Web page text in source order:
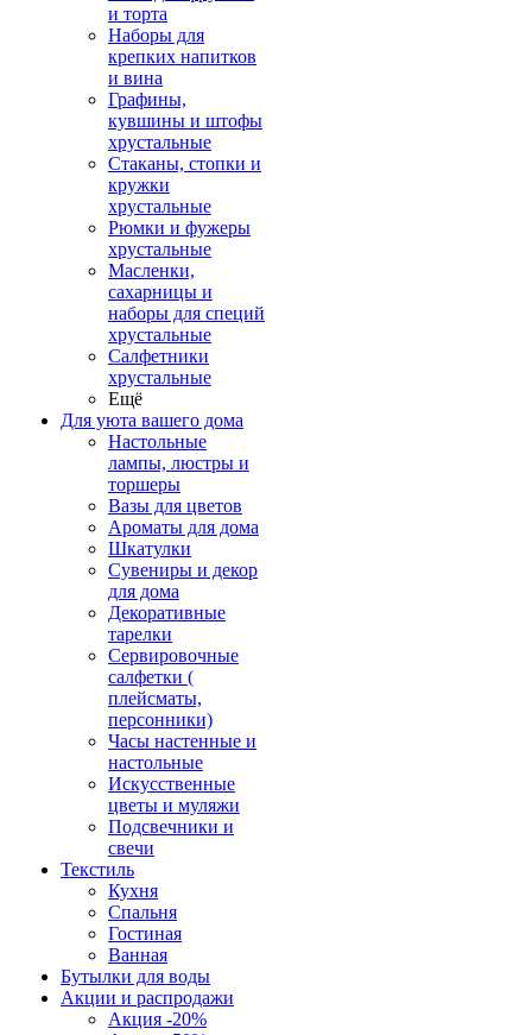
и торта
Наборы для
крепких напитков
и вина
Графины,
кувшины и штофы
хрустальные
Стаканы, стопки и
кружки
хрустальные
Рюмки и фужеры
хрустальные
Масленки,
сахарницы и
наборы для специй
хрустальные
Салфетники
хрустальные
Ещё
Для уюта вашего дома
Настольные
лампы, люстры и
торшеры
Вазы для цветов
Ароматы для дома
Шкатулки
Сувениры и декор
для дома
Декоративные
тарелки
Сервировочные
салфетки (
плейсматы,
персонники)
Часы настенные и
настольные
Искусственные
цветы и муляжи
Подсвечники и
свечи
Текстиль
Кухня
Спальня
Гостиная
Ванная
Бутылки для воды
Акции и распродажи
Акция -20%